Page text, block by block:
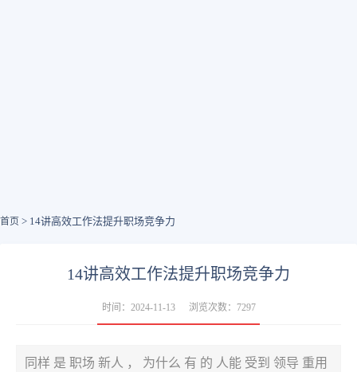
首页 > 14讲高效工作法提升职场竞争力
14讲高效工作法提升职场竞争力
时间：2024-11-13 浏览次数：7297
同样 是 职场 新人 ， 为什么 有 的 人能 受到 领导 重用